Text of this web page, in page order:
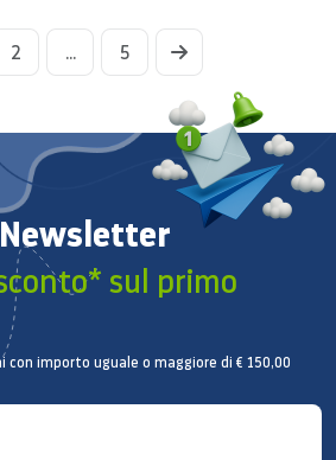
2 ... 5
sul primo
con importo uguale o maggiore di € 150,00